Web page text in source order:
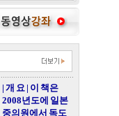
| 개 요 | 이 책은
2008년도에 일본
중의원에서 독도